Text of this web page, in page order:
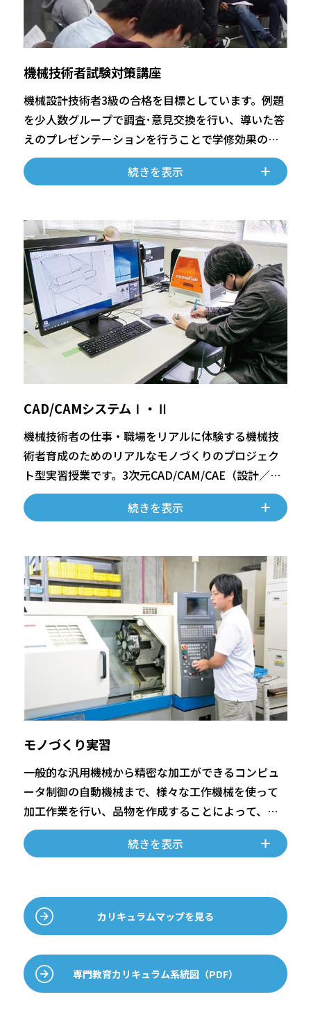
機械技術者試験対策講座
機械設計技術者3級の合格を目標としています。例題
を少人数グループで調査･意見交換を行い、導いた答
えのプレゼンテーションを行うことで学修効果の向
上を図ります。
続きを表示
CAD/CAMシステムⅠ・Ⅱ
機械技術者の仕事・職場をリアルに体験する機械技
術者育成のためのリアルなモノづくりのプロジェク
ト型実習授業です。3次元CAD/CAM/CAE（設計／製
造／解析）により、機械系モノづくりの設計開発プ
ロセスを学びます。
続きを表示
モノづくり実習
一般的な汎用機械から精密な加工ができるコンピュ
ータ制御の自動機械まで、様々な工作機械を使って
加工作業を行い、品物を作成することによって、機
械を設計・製造する場合に必要な基礎能力や感覚を
身につけていきます。続きを表示
カリキュラムマップを見る
専門教育カリキュラム系統図（PDF）